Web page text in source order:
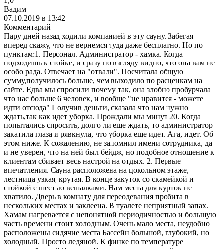
Вадим
07.10.2019 в 13:42
Комментарий
Пару дней назад ходили компанией в эту сауну. Забегая
вперед скажу, что не вернемся туда даже бесплатно. Но по
пунктам:1. Персонал. Администратор - хамка. Когда
подходишь к стойке, и сразу по взгляду видно, что она вам не
особо рада. Отвечает на "отвали". Посчитала общую
сумму,получилось больше, чем выходило по расценкам на
сайте. Едва мы спросили почему так, она злобно пробурчала
что нас больше 6 человек, и вообще "не нравится - можете
идти отсюда" Получив деньги, сказала что нам нужно
ждать,так как идет уборка. Прождали мы минут 20. Когда
попытались спросить, долго ли еще ждать, то администратор
закатила глаза и рявкнула, что уборка еще идет. Ага, идет. Об
этом ниже. К сожалению, не запомнил имени сотрудника, да
и не уверен, что на ней был бейдж, но подобное отношение к
клиентам сбивает весь настрой на отдых. 2. Первые
впечатления. Сауна расположена на цокольном этаже,
лестница узкая, крутая. В конце закуток со скамейкой и
стойкой с шестью вешалками. Нам места для курток не
хватило. Дверь в комнату для переодевания пробита в
нескольких местах и заклеена. В туалете неприятный запах.
Хамам нагревается с непонятной периодичностью и большую
часть времени стоит холодным. Очень мало места, неудобно
расположены сидячие места Бассейн большой, глубокий, но
холодный. Просто ледяной. К финке по температуре